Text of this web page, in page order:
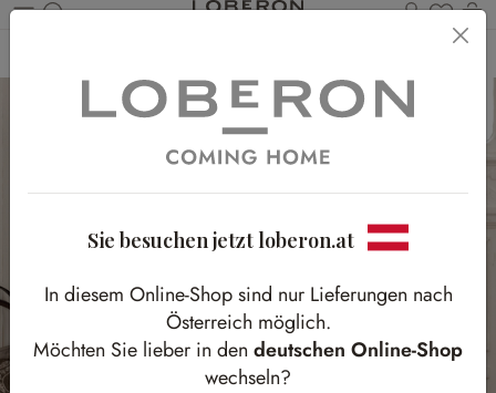
Du
Sie besuchen jetzt loberon.at
In diesem Online-Shop sind nur Lieferungen nach
Österreich möglich.
Möchten Sie lieber in den deutschen Online-Shop
wechseln?